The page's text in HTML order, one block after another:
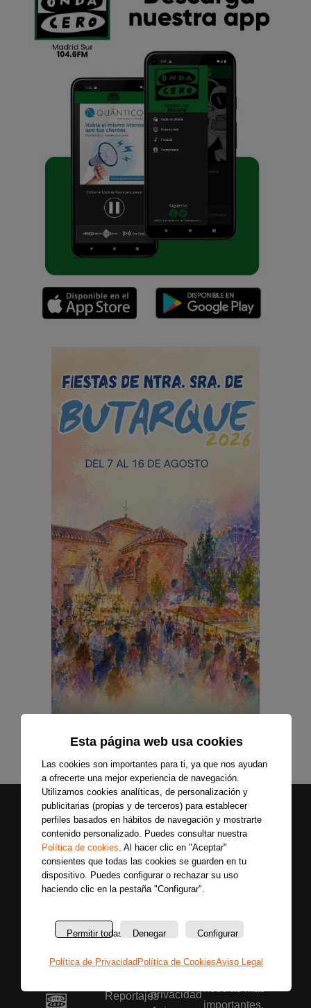
Esta página web usa cookies
Las cookies son importantes para ti, ya que nos ayudan
a ofrecerte una mejor experiencia de navegación.
Utilizamos cookies analíticas, de personalización y
publicitarias (propias y de terceros) para establecer
perfiles basados en hábitos de navegación y mostrarte
contenido personalizado. Puedes consultar nuestra
Política de cookies. Al hacer clic en "Aceptar"
consientes que todas las cookies se guarden en tu
dispositivo. Puedes configurar o rechazar su uso
haciendo clic en la pestaña "Configurar".
Permitir todas Denegar Configurar
Política de Privacidad Política de CookiesAviso Legal
Secciones
noticias
Entrevistas
Reportajes
Sobre
Política
privacidad
Únete a nuestras
redes sociales y
importantes.